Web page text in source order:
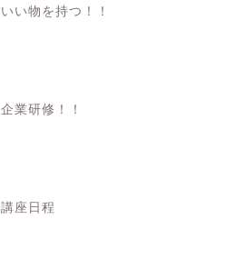
いい物を持つ！！
企業研修！！
講座日程